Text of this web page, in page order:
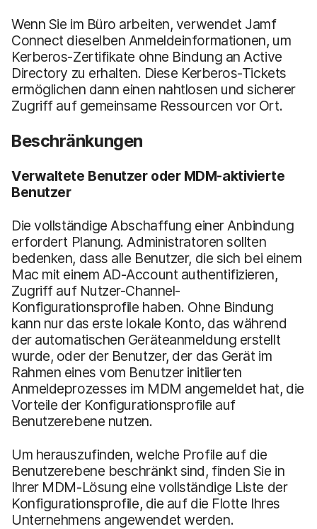
Wenn Sie im Büro arbeiten, verwendet Jamf
Connect dieselben Anmeldeinformationen, um
Kerberos-Zertifikate ohne Bindung an Active
Directory zu erhalten. Diese Kerberos-Tickets
ermöglichen dann einen nahtlosen und sicherer
Zugriff auf gemeinsame Ressourcen vor Ort.
Beschränkungen
Verwaltete Benutzer oder MDM-aktivierte
Benutzer
Die vollständige Abschaffung einer Anbindung
erfordert Planung. Administratoren sollten
bedenken, dass alle Benutzer, die sich bei einem
Mac mit einem AD-Account authentifizieren,
Zugriff auf Nutzer-Channel-
Konfigurationsprofile haben. Ohne Bindung
kann nur das erste lokale Konto, das während
der automatischen Geräteanmeldung erstellt
wurde, oder der Benutzer, der das Gerät im
Rahmen eines vom Benutzer initiierten
Anmeldeprozesses im MDM angemeldet hat, die
Vorteile der Konfigurationsprofile auf
Benutzerebene nutzen.
Um herauszufinden, welche Profile auf die
Benutzerebene beschränkt sind, finden Sie in
Ihrer MDM-Lösung eine vollständige Liste der
Konfigurationsprofile, die auf die Flotte Ihres
Unternehmens angewendet werden.